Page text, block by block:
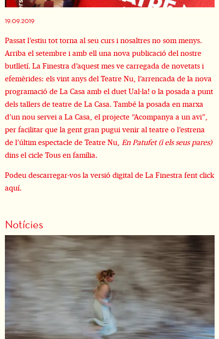
19.09.2019
Passat l’estiu tot torna al seu curs i nosaltres no som menys.
Arriba el setembre i amb ell una nova publicació del nostre
butlletí. La Finestra d’aquest mes ve carregada de novetats i
efemèrides: els vint anys del Teatre Nu, l’arrencada de la nova
programació de La Casa amb el duet Ual·la! o la posada a punt
dels tallers de teatre de La Casa. També la posada en marxa
d’un nou servei a La Casa, el projecte “Acompanya a un avi”,
per facilitar que la gent gran pugui venir al teatre o l’estrena
de l’últim espectacle de Teatre Nu, En Patufet (i els seus pares)
dins el cicle Tous en família.
Podeu descarregar-vos la versió digital de La Finestra fent click
aquí.
Notícies